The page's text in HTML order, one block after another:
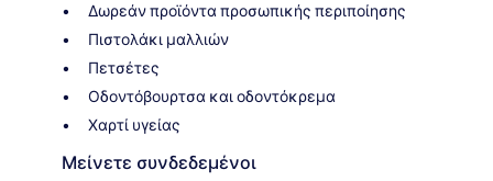
Δωρεάν προϊόντα προσωπικής περιποίησης
Πιστολάκι μαλλιών
Πετσέτες
Οδοντόβουρτσα και οδοντόκρεμα
Χαρτί υγείας
Μείνετε συνδεδεμένοι